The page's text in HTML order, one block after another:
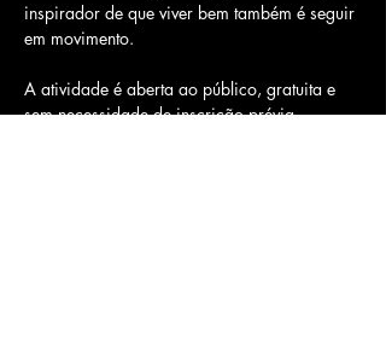
inspirador de que viver bem também é seguir
em movimento.
A atividade é aberta ao público, gratuita e
sem necessidade de inscrição prévia.